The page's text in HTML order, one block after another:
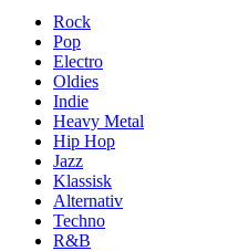
Rock
Pop
Electro
Oldies
Indie
Heavy Metal
Hip Hop
Jazz
Klassisk
Alternativ
Techno
R&B